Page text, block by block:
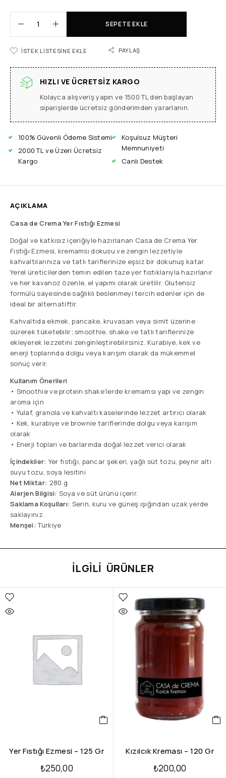
SEPETE EKLE
İSTEK LISTESINE EKLE PAYLAŞ
HIZLI VE ÜCRETSIZ KARGO
Kolayca alışveriş yapın ve 1500 TL den başlayan
siparişlerde ücretsiz gönderimden yararlanın.
100% Güvenli Ödeme Sistemi
2000 TL ve Üzeri Ücretsiz
Kargo
Koşulsuz Müşteri
Memnuniyeti
Canlı Destek
AÇIKLAMA
Casa de Crema Yer Fıstığı Ezmesi
Doğal ve katkısız içeriğiyle hazırlanan Casa de Crema Yer
Fıstığı Ezmesi, kremamsı dokusu ve zengin lezzetiyle
kahvaltılarınıza ve tatlı tariflerinize eşsiz bir dokunuş katar.
Yerel üreticilerden temin edilen taze yer fıstıklarıyla hazırlanır
ve her kavanoz özenle, el yapımı olarak üretilir. Glutensiz
formülü sayesinde sağlıklı beslenmeyi tercih edenler için de
ideal bir alternatiftir.
Kahvaltıda ekmek, pancake, kruvasan veya simit üzerine
sürerek tüketebilir; smoothie, shake ve tatlı tariflerinize
ekleyerek lezzetini zenginleştirebilirsiniz. Kurabiye, kek ve
enerji toplarında dolgu veya karışım olarak da mükemmel
sonuç verir.
Kullanım Önerileri
• Smoothie ve protein shake’lerde kremamsı yapı ve zengin
aroma için
• Yulaf, granola ve kahvaltı kaselerinde lezzet artırıcı olarak
• Kek, kurabiye ve brownie tariflerinde dolgu veya karışım
olarak
• Enerji topları ve barlarında doğal lezzet verici olarak
İçindekiler: Yer fıstığı, pancar şekeri, yağlı süt tozu, peynir altı
suyu tozu, soya lesitini
Net Miktar: 280 g
Alerjen Bilgisi: Soya ve süt ürünü içerir.
Saklama Koşulları: Serin, kuru ve güneş ışığından uzak yerde
saklayınız.
Menşei:Türkiye
İLGILI ÜRÜNLER
Yer Fıstığı Ezmesi – 125 Gr
₺250,00
Kızılcık Kreması – 120 Gr
₺200,00